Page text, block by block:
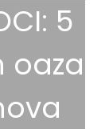
5
oaza